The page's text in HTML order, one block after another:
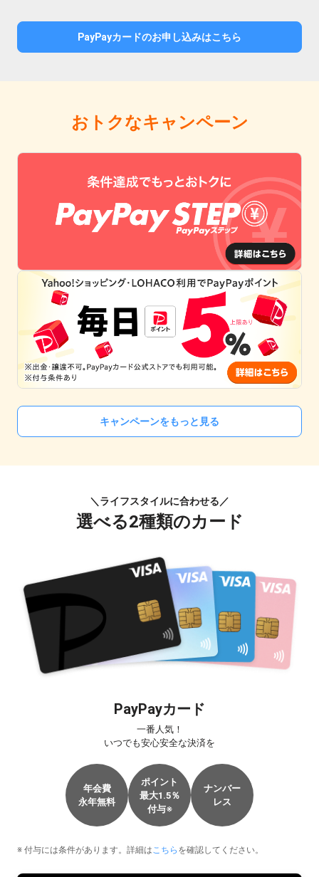
PayPayカードのお申し込みはこちら
おトクなキャンペーン
キャンペーンをもっと見る
＼ライフスタイルに合わせる／
選べる2種類のカード
PayPayカード
一番人気！
いつでも安心安全な決済を
年会費
永年無料
ポイント
最大1.5％
付与※
ナンバー
レス
※ 付与には条件があります。詳細はこちら を確認してください。